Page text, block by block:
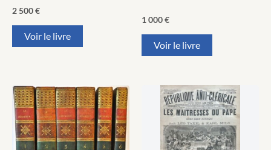
2 500€
Voir le livre
1 000€
Voir le livre